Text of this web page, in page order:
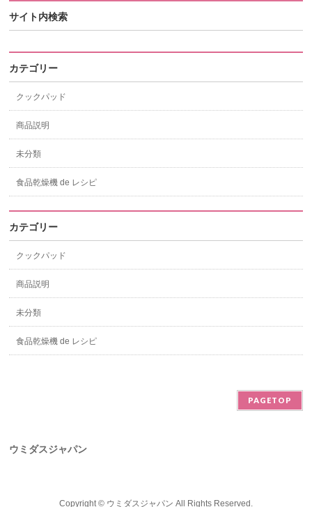
サイト内検索
カテゴリー
クックパッド
商品説明
未分類
食品乾燥機 de レシピ
カテゴリー
クックパッド
商品説明
未分類
食品乾燥機 de レシピ
PAGETOP
ウミダスジャパン
Copyright © ウミダスジャパン All Rights Reserved.